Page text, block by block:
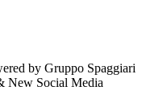
by Gruppo Spaggiari
New Social Media